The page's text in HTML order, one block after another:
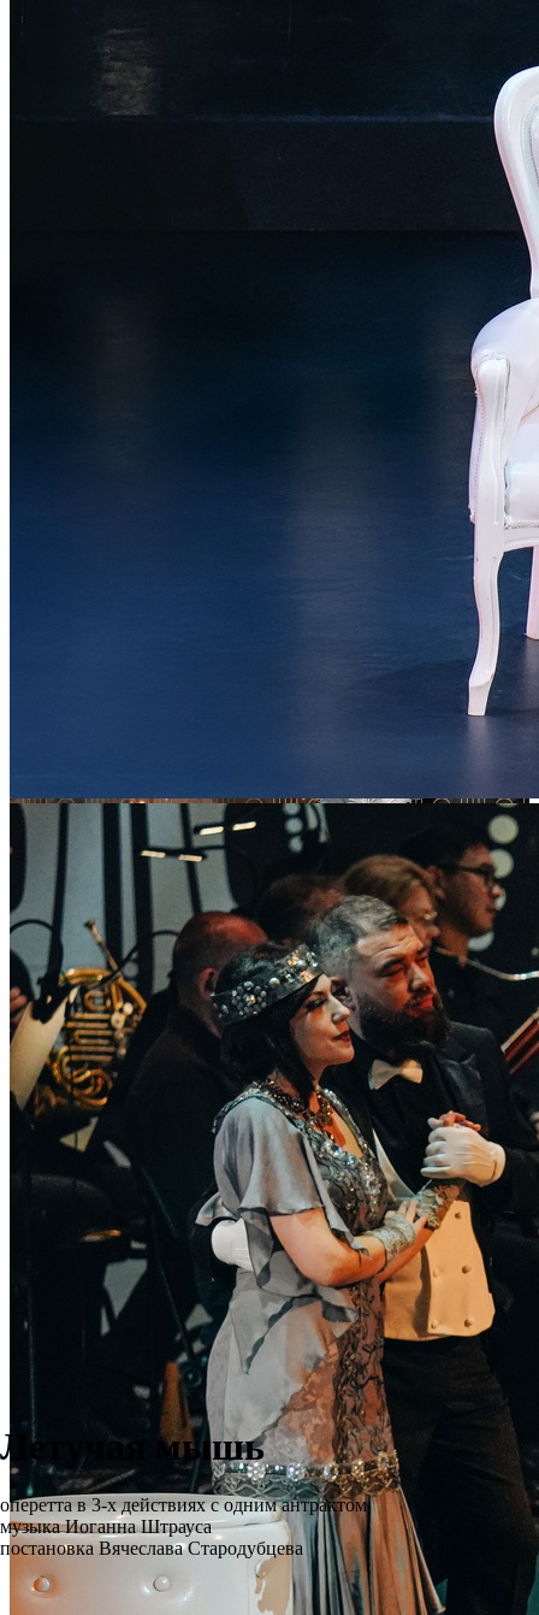
Летучая мышь
оперетта в 3-х действиях с одним антрактом
музыка Иоганна Штрауса
постановка Вячеслава Стародубцева